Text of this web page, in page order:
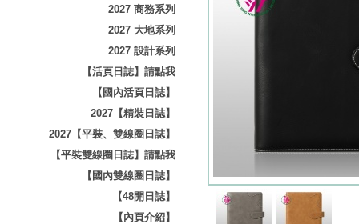
2027 商務系列
2027 大地系列
2027 設計系列
【活頁日誌】請點我
【國內活頁日誌】
2027【精裝日誌】
2027【平裝、雙線圈日誌】
【平裝雙線圈日誌】請點我
【國內雙線圈日誌】
【48開日誌】
【內頁介紹】